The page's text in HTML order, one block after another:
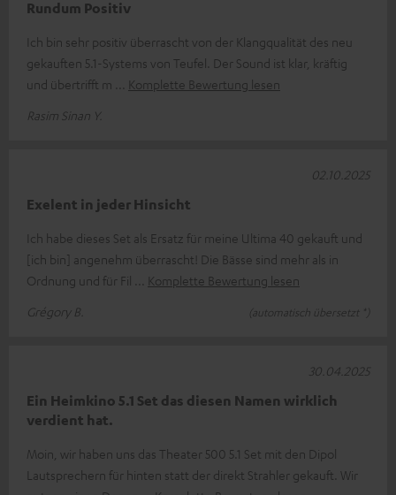
Rundum Positiv
Ich bin sehr positiv überrascht von der Klangqualität des neu
gekauften 5.1-Systems von Teufel. Der Sound ist klar, kräftig
und übertrifft m
Komplette Bewertung lesen
Rasim Sinan Y.
Exelent in jeder Hinsicht
Ich habe dieses Set als Ersatz für meine Ultima 40 gekauft und
[ich bin] angenehm überrascht! Die Bässe sind mehr als in
Ordnung und für Fil
Komplette Bewertung lesen
Grégory B.
(automatisch übersetzt *)
02.10.2025
Ein Heimkino 5.1 Set das diesen Namen wirklich
verdient hat.
Moin, wir haben uns das Theater 500 5.1 Set mit den Dipol
Lautsprechern für hinten statt der direkt Strahler gekauft. Wir
30.04.2025